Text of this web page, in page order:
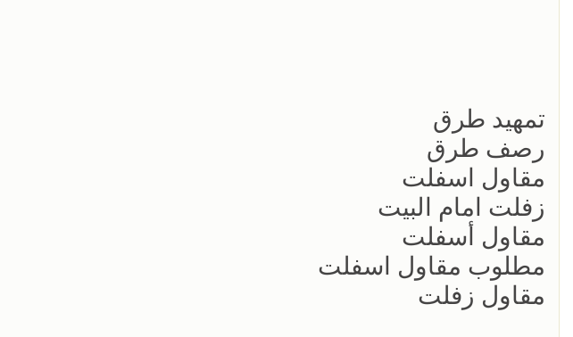
تمهيد طرق
رصف طرق
مقاول اسفلت
زفلت امام البيت
مقاول أسفلت
مطلوب مقاول اسفلت
مقاول زفلت